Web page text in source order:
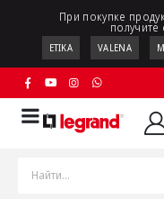
При покупке
получите
ETIKA VALENA